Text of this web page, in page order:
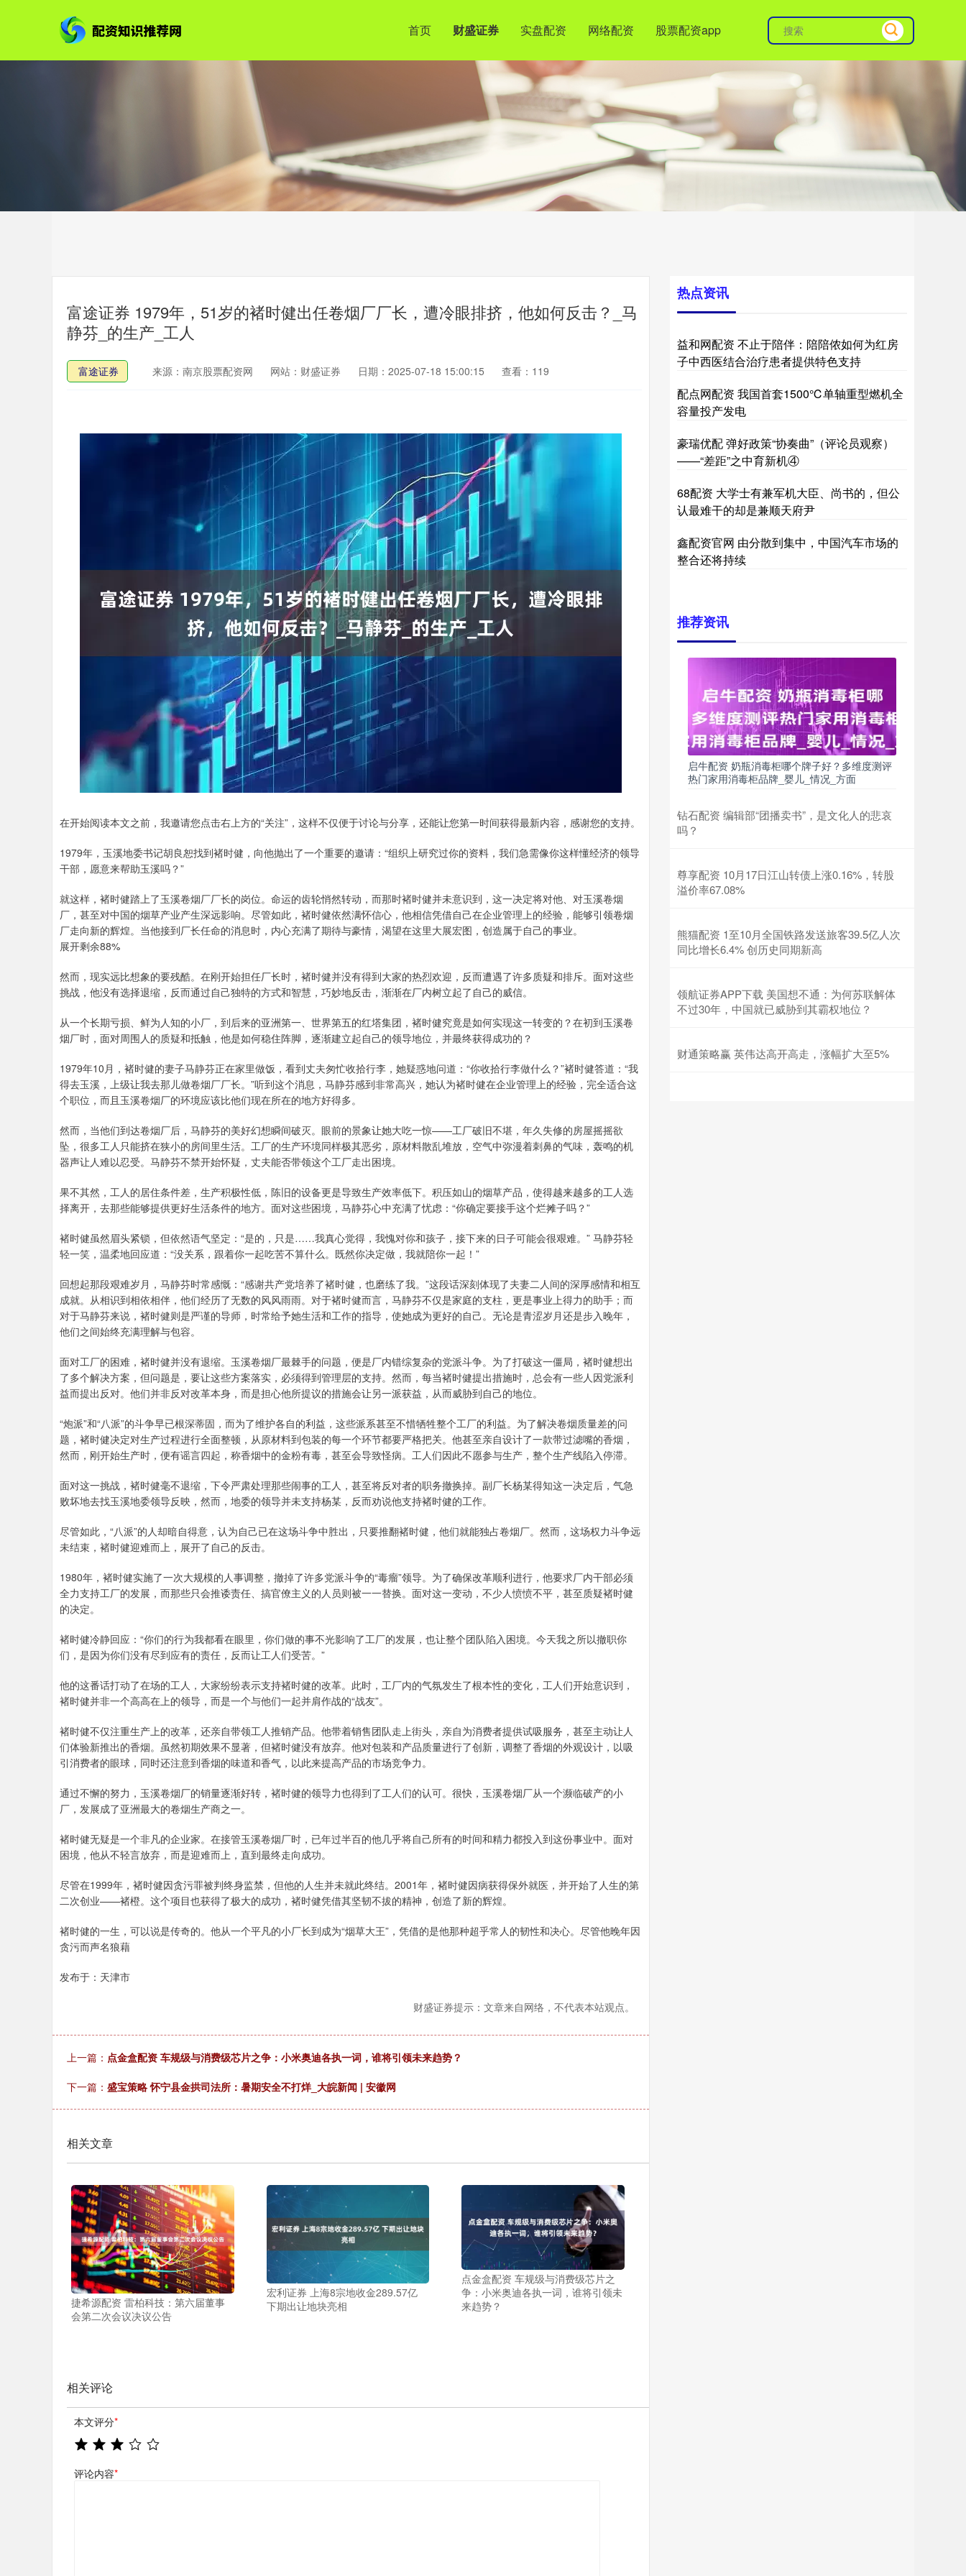
首页 财盛证券 实盘配资 网络配资 股票配资app
富途证券 1979年，51岁的褚时健出任卷烟厂厂长，遭冷眼排挤，他如何反击？_马
静芬_的生产_工人
富途证券 来源：南京股票配资网 网站：财盛证券 日期：2025-07-18 15:00:15 查看：119
在开始阅读本文之前，我邀请您点击右上方的“关注”，这样不仅便于讨论与分享，还能让您第一时间获得最新内容，感谢您的支持。
1979年，玉溪地委书记胡良恕找到褚时健，向他抛出了一个重要的邀请：“组织上研究过你的资料，我们急需像你这样懂经济的领导
干部，愿意来帮助玉溪吗？”
就这样，褚时健踏上了玉溪卷烟厂厂长的岗位。命运的齿轮悄然转动，而那时褚时健并未意识到，这一决定将对他、对玉溪卷烟
厂，甚至对中国的烟草产业产生深远影响。尽管如此，褚时健依然满怀信心，他相信凭借自己在企业管理上的经验，能够引领卷烟
厂走向新的辉煌。当他接到厂长任命的消息时，内心充满了期待与豪情，渴望在这里大展宏图，创造属于自己的事业。
展开剩余88%
然而，现实远比想象的要残酷。在刚开始担任厂长时，褚时健并没有得到大家的热烈欢迎，反而遭遇了许多质疑和排斥。面对这些
挑战，他没有选择退缩，反而通过自己独特的方式和智慧，巧妙地反击，渐渐在厂内树立起了自己的威信。
从一个长期亏损、鲜为人知的小厂，到后来的亚洲第一、世界第五的红塔集团，褚时健究竟是如何实现这一转变的？在初到玉溪卷
烟厂时，面对周围人的质疑和抵触，他是如何稳住阵脚，逐渐建立起自己的领导地位，并最终获得成功的？
1979年10月，褚时健的妻子马静芬正在家里做饭，看到丈夫匆忙收拾行李，她疑惑地问道：“你收拾行李做什么？”褚时健答道：“我
得去玉溪，上级让我去那儿做卷烟厂厂长。”听到这个消息，马静芬感到非常高兴，她认为褚时健在企业管理上的经验，完全适合这
个职位，而且玉溪卷烟厂的环境应该比他们现在所在的地方好得多。
然而，当他们到达卷烟厂后，马静芬的美好幻想瞬间破灭。眼前的景象让她大吃一惊——工厂破旧不堪，年久失修的房屋摇摇欲
坠，很多工人只能挤在狭小的房间里生活。工厂的生产环境同样极其恶劣，原材料散乱堆放，空气中弥漫着刺鼻的气味，轰鸣的机
器声让人难以忍受。马静芬不禁开始怀疑，丈夫能否带领这个工厂走出困境。
果不其然，工人的居住条件差，生产积极性低，陈旧的设备更是导致生产效率低下。积压如山的烟草产品，使得越来越多的工人选
择离开，去那些能够提供更好生活条件的地方。面对这些困境，马静芬心中充满了忧虑：“你确定要接手这个烂摊子吗？”
褚时健虽然眉头紧锁，但依然语气坚定：“是的，只是……我真心觉得，我愧对你和孩子，接下来的日子可能会很艰难。” 马静芬轻
轻一笑，温柔地回应道：“没关系，跟着你一起吃苦不算什么。既然你决定做，我就陪你一起！”
回想起那段艰难岁月，马静芬时常感慨：“感谢共产党培养了褚时健，也磨练了我。”这段话深刻体现了夫妻二人间的深厚感情和相互
成就。从相识到相依相伴，他们经历了无数的风风雨雨。对于褚时健而言，马静芬不仅是家庭的支柱，更是事业上得力的助手；而
对于马静芬来说，褚时健则是严谨的导师，时常给予她生活和工作的指导，使她成为更好的自己。无论是青涩岁月还是步入晚年，
他们之间始终充满理解与包容。
面对工厂的困难，褚时健并没有退缩。玉溪卷烟厂最棘手的问题，便是厂内错综复杂的党派斗争。为了打破这一僵局，褚时健想出
了多个解决方案，但问题是，要让这些方案落实，必须得到管理层的支持。然而，每当褚时健提出措施时，总会有一些人因党派利
益而提出反对。他们并非反对改革本身，而是担心他所提议的措施会让另一派获益，从而威胁到自己的地位。
“炮派”和“八派”的斗争早已根深蒂固，而为了维护各自的利益，这些派系甚至不惜牺牲整个工厂的利益。为了解决卷烟质量差的问
题，褚时健决定对生产过程进行全面整顿，从原材料到包装的每一个环节都要严格把关。他甚至亲自设计了一款带过滤嘴的香烟，
然而，刚开始生产时，便有谣言四起，称香烟中的金粉有毒，甚至会导致怪病。工人们因此不愿参与生产，整个生产线陷入停滞。
面对这一挑战，褚时健毫不退缩，下令严肃处理那些闹事的工人，甚至将反对者的职务撤换掉。副厂长杨某得知这一决定后，气急
败坏地去找玉溪地委领导反映，然而，地委的领导并未支持杨某，反而劝说他支持褚时健的工作。
尽管如此，“八派”的人却暗自得意，认为自己已在这场斗争中胜出，只要推翻褚时健，他们就能独占卷烟厂。然而，这场权力斗争远
未结束，褚时健迎难而上，展开了自己的反击。
1980年，褚时健实施了一次大规模的人事调整，撤掉了许多党派斗争的“毒瘤”领导。为了确保改革顺利进行，他要求厂内干部必须
全力支持工厂的发展，而那些只会推诿责任、搞官僚主义的人员则被一一替换。面对这一变动，不少人愤愤不平，甚至质疑褚时健
的决定。
褚时健冷静回应：“你们的行为我都看在眼里，你们做的事不光影响了工厂的发展，也让整个团队陷入困境。今天我之所以撤职你
们，是因为你们没有尽到应有的责任，反而让工人们受苦。”
他的这番话打动了在场的工人，大家纷纷表示支持褚时健的改革。此时，工厂内的气氛发生了根本性的变化，工人们开始意识到，
褚时健并非一个高高在上的领导，而是一个与他们一起并肩作战的“战友”。
褚时健不仅注重生产上的改革，还亲自带领工人推销产品。他带着销售团队走上街头，亲自为消费者提供试吸服务，甚至主动让人
们体验新推出的香烟。虽然初期效果不显著，但褚时健没有放弃。他对包装和产品质量进行了创新，调整了香烟的外观设计，以吸
引消费者的眼球，同时还注意到香烟的味道和香气，以此来提高产品的市场竞争力。
通过不懈的努力，玉溪卷烟厂的销量逐渐好转，褚时健的领导力也得到了工人们的认可。很快，玉溪卷烟厂从一个濒临破产的小
厂，发展成了亚洲最大的卷烟生产商之一。
褚时健无疑是一个非凡的企业家。在接管玉溪卷烟厂时，已年过半百的他几乎将自己所有的时间和精力都投入到这份事业中。面对
困境，他从不轻言放弃，而是迎难而上，直到最终走向成功。
尽管在1999年，褚时健因贪污罪被判终身监禁，但他的人生并未就此终结。2001年，褚时健因病获得保外就医，并开始了人生的第
二次创业——褚橙。这个项目也获得了极大的成功，褚时健凭借其坚韧不拔的精神，创造了新的辉煌。
褚时健的一生，可以说是传奇的。他从一个平凡的小厂长到成为“烟草大王”，凭借的是他那种超乎常人的韧性和决心。尽管他晚年因
贪污而声名狼藉
发布于：天津市
财盛证券提示：文章来自网络，不代表本站观点。
上一篇： 点金盒配资 车规级与消费级芯片之争：小米奥迪各执一词，谁将引领未来趋势？
下一篇： 盛宝策略 怀宁县金拱司法所：暑期安全不打烊_大皖新闻 | 安徽网
相关文章
捷希源配资 雷柏科技：第六届董事
会第二次会议决议公告
宏利证券 上海8宗地收金289.57亿
下期出让地块亮相
点金盒配资 车规级与消费级芯片之
争：小米奥迪各执一词，谁将引领未
来趋势？
相关评论
本文评分*
评论内容*
热点资讯
益和网配资 不止于陪伴：陪陪侬如何为红房
子中西医结合治疗患者提供特色支持
配点网配资 我国首套1500℃单轴重型燃机全
容量投产发电
豪瑞优配 弹好政策“协奏曲”（评论员观察）
——“差距”之中育新机④
68配资 大学士有兼军机大臣、尚书的，但公
认最难干的却是兼顺天府尹
鑫配资官网 由分散到集中，中国汽车市场的
整合还将持续
推荐资讯
启牛配资 奶瓶消毒柜哪个牌子好？多维度测评
热门家用消毒柜品牌_婴儿_情况_方面
钻石配资 编辑部“团播卖书”，是文化人的悲哀
吗？
尊享配资 10月17日江山转债上涨0.16%，转股
溢价率67.08%
熊猫配资 1至10月全国铁路发送旅客39.5亿人次
同比增长6.4% 创历史同期新高
领航证券APP下载 美国想不通：为何苏联解体
不过30年，中国就已威胁到其霸权地位？
财通策略赢 英伟达高开高走，涨幅扩大至5%